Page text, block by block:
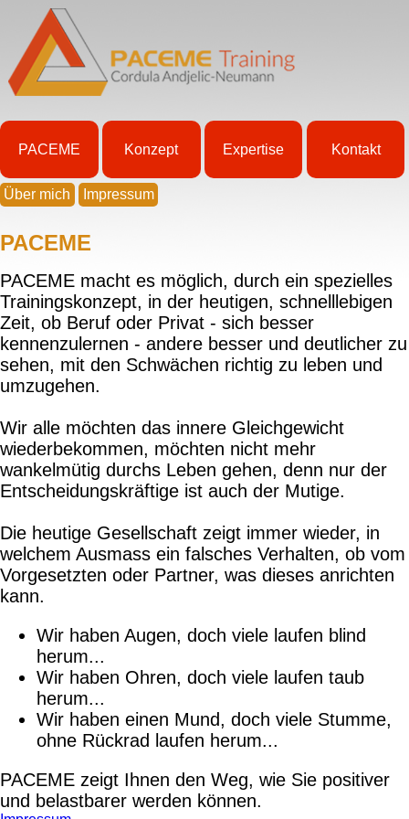
PACEME Konzept Expertise Kontakt
Über mich Impressum
PACEME
PACEME macht es möglich, durch ein spezielles
Trainingskonzept, in der heutigen, schnelllebigen
Zeit, ob Beruf oder Privat - sich besser
kennenzulernen - andere besser und deutlicher zu
sehen, mit den Schwächen richtig zu leben und
umzugehen.
Wir alle möchten das innere Gleichgewicht
wiederbekommen, möchten nicht mehr
wankelmütig durchs Leben gehen, denn nur der
Entscheidungskräftige ist auch der Mutige.
Die heutige Gesellschaft zeigt immer wieder, in
welchem Ausmass ein falsches Verhalten, ob vom
Vorgesetzten oder Partner, was dieses anrichten
kann.
Wir haben Augen, doch viele laufen blind
herum...
Wir haben Ohren, doch viele laufen taub
herum...
Wir haben einen Mund, doch viele Stumme,
ohne Rückrad laufen herum...
PACEME zeigt Ihnen den Weg, wie Sie positiver
und belastbarer werden können.